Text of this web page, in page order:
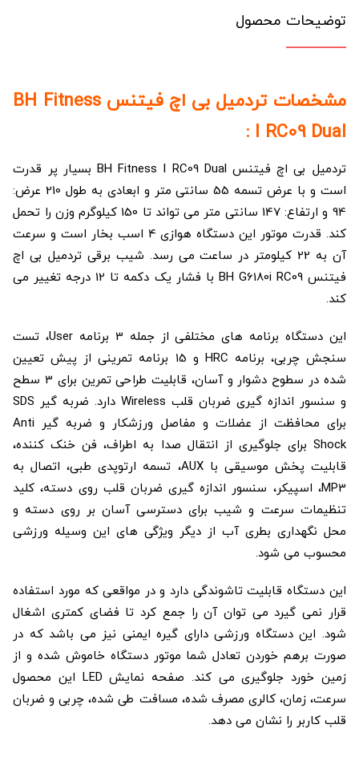
توضیحات محصول
مشخصات تردمیل بی اچ فیتنس BH Fitness
I RC09 Dual :
تردمیل بی اچ فیتنس BH Fitness I RC09 Dual بسیار پر قدرت
است و با عرض تسمه 55 سانتی متر و ابعادی به طول 210 عرض:
94 و ارتفاع: 147 سانتی متر می تواند تا 150 کیلوگرم وزن را تحمل
کند. قدرت موتور این دستگاه هوازی 4 اسب بخار است و سرعت
آن به 22 کیلومتر در ساعت می رسد. شیب برقی تردمیل بی اچ
فیتنس BH G6180i RC09 با فشار یک دکمه تا 12 درجه تغییر می
کند.
این دستگاه برنامه های مختلفی از جمله 3 برنامه User، تست
سنجش چربی، برنامه HRC و 15 برنامه تمرینی از پیش تعیین
شده در سطوح دشوار و آسان، قابلیت طراحی تمرین برای 3 سطح
و سنسور اندازه گیری ضربان قلب Wireless دارد. ضربه گیر SDS
برای محافظت از عضلات و مفاصل ورزشکار و ضربه گیر Anti
Shock برای جلوگیری از انتقال صدا به اطراف، فن خنک کننده،
قابلیت پخش موسیقی با AUX، تسمه ارتوپدی طبی، اتصال به
MP3، اسپیکر، سنسور اندازه گیری ضربان قلب روی دسته، کلید
تنظیمات سرعت و شیب برای دسترسی آسان بر روی دسته و
محل نگهداری بطری آب از دیگر ویژگی های این وسیله ورزشی
محسوب می شود.
این دستگاه قابلیت تاشوندگی دارد و در مواقعی که مورد استفاده
قرار نمی گیرد می توان آن را جمع کرد تا فضای کمتری اشغال
شود. این دستگاه ورزشی دارای گیره ایمنی نیز می باشد که در
صورت برهم خوردن تعادل شما موتور دستگاه خاموش شده و از
زمین خورد جلوگیری می کند. صفحه نمایش LED این محصول
سرعت، زمان، کالری مصرف شده، مسافت طی شده، چربی و ضربان
قلب کاربر را نشان می دهد.